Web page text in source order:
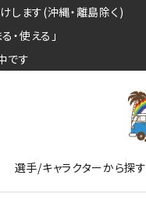
ます(沖縄・離島除く)
・使える」
です
選手/キャラクターから探す